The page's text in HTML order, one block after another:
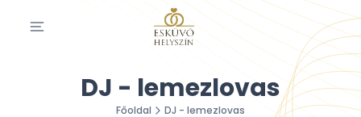
DJ - lemezlovas
Főoldal DJ - lemezlovas